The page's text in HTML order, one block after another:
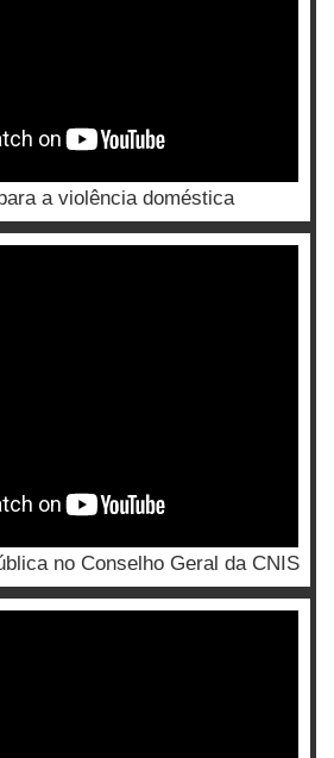
a violência doméstica
no Conselho Geral da CNIS